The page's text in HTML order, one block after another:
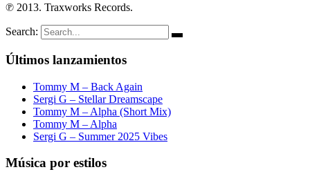
℗ 2013. Traxworks Records.
Search:
Últimos lanzamientos
Tommy M – Back Again
Sergi G – Stellar Dreamscape
Tommy M – Alpha (Short Mix)
Tommy M – Alpha
Sergi G – Summer 2025 Vibes
Música por estilos